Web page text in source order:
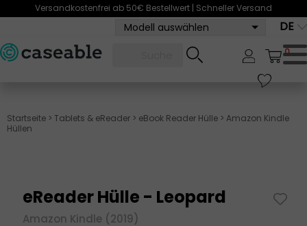
Versandkostenfrei ab 50€ Bestellwert | Schneller Versand
DE
Modell auswählen
0
Startseite > Tablets & eReader > eBook Reader Hülle > Amazon Kindle
Hüllen
eReader Hülle - Leopard
Amazon Kindle (2019)